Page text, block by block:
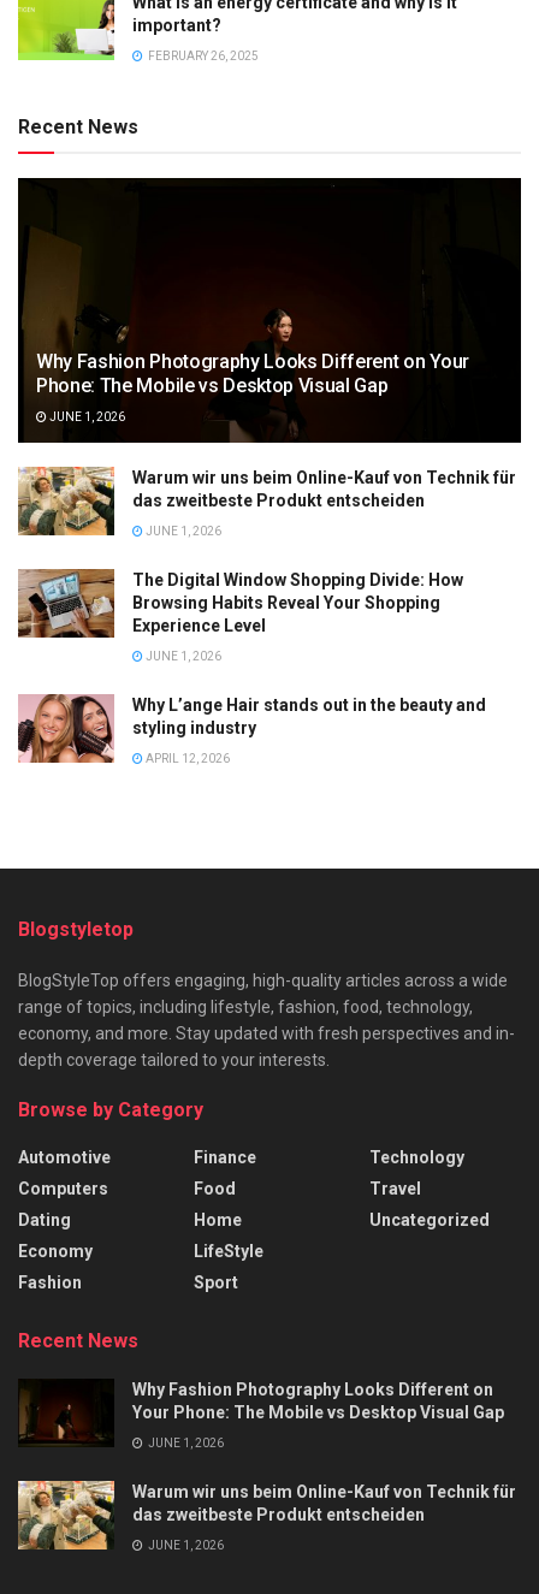
important?
FEBRUARY 26, 2025
Recent News
Why Fashion Photography Looks Different on Your
Phone: The Mobile vs Desktop Visual Gap
JUNE 1, 2026
Warum wir uns beim Online-Kauf von Technik für
das zweitbeste Produkt entscheiden
JUNE 1, 2026
The Digital Window Shopping Divide: How
Browsing Habits Reveal Your Shopping
Experience Level
JUNE 1, 2026
Why L’ange Hair stands out in the beauty and
styling industry
APRIL 12, 2026
Blogstyletop
BlogStyleTop offers engaging, high-quality articles across a wide
range of topics, including lifestyle, fashion, food, technology,
economy, and more. Stay updated with fresh perspectives and in-
depth coverage tailored to your interests.
Browse by Category
Automotive
Computers
Dating
Economy
Fashion
Finance
Food
Home
LifeStyle
Sport
Technology
Travel
Uncategorized
Recent News
Why Fashion Photography Looks Different on
Your Phone: The Mobile vs Desktop Visual Gap
JUNE 1, 2026
Warum wir uns beim Online-Kauf von Technik für
das zweitbeste Produkt entscheiden
JUNE 1, 2026